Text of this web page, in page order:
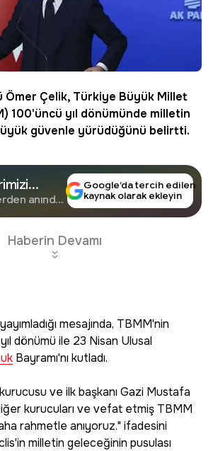
Ömer Çelik, Türkiye Büyük Millet
100'üncü yıl dönümünde milletin
güvenle yürüdüğünü belirtti.
Takip
anında
Google’da tercih edilen
kaynak olarak ekleyin
Haberin Devamı
mesajında, TBMM'nin
yıl dönümü ile 23 Nisan Ulusal
Bayramı'nı kutladı.
ve ilk başkanı Gazi Mustafa
kurucuları ve vefat etmiş TBMM
rahmetle anıyoruz." ifadesini
milletin geleceğinin pusulası